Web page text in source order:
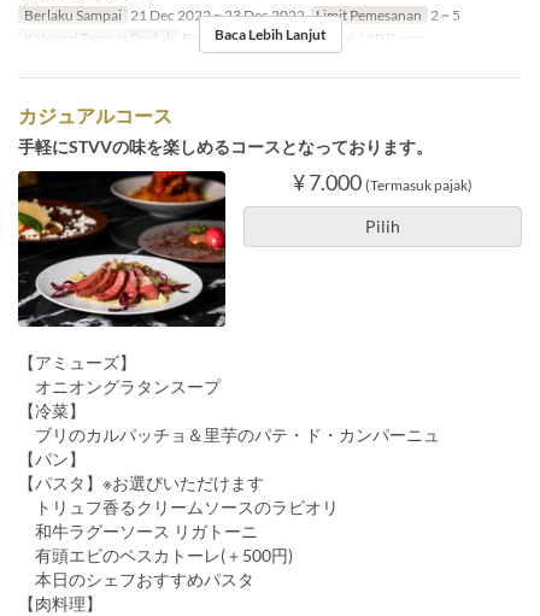
Berlaku Sampai 21 Dec 2022 ~ 23 Dec 2022 Limit Pemesanan 2 ~ 5
Kategori Tempat Duduk
Bar counter, Table Sofa seat, VIP Room
Baca Lebih Lanjut
カジュアルコース
手軽にSTVVの味を楽しめるコースとなっております。
¥ 7.000 (Termasuk pajak)
Pilih
【アミューズ】
オニオングラタンスープ
【冷菜】
ブリのカルパッチョ＆里芋のパテ・ド・カンパーニュ
【パン】
【パスタ】※お選びいただけます
トリュフ香るクリームソースのラビオリ
和牛ラグーソース リガトーニ
有頭エビのペスカトーレ(＋500円)
本日のシェフおすすめパスタ
【肉料理】